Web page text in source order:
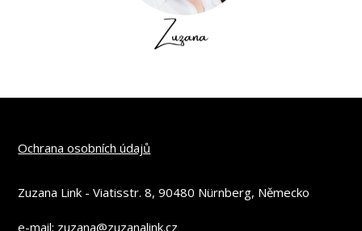
Ochrana osobních údajů
Zuzana Link - Viatisstr. 8, 90480 Nürnberg, Německo
e-mail: zuzana@zuzanalink.cz